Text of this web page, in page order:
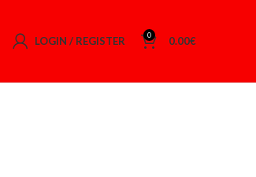
LOGIN / REGISTER 0 0.00€